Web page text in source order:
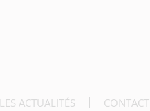
LES ACTUALITÉS CONTACT